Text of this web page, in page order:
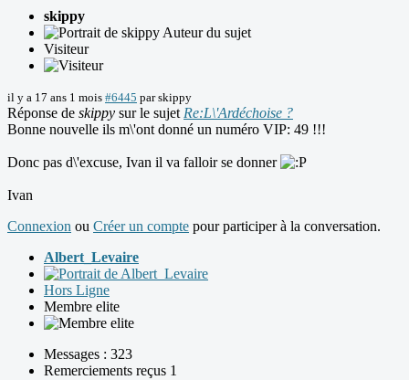
skippy
Auteur du sujet
Visiteur
il y a 17 ans 1 mois #6445 parskippy
Réponse de skippy sur le sujet Re:L\'Ardéchoise ?
Bonne nouvelle ils m\'ont donné un numéro VIP: 49 !!!
Donc pas d\'excuse, Ivan il va falloir se donner
Ivan
Connexion ou Créer un compte pour participer à la conversation.
Albert_Levaire
Hors Ligne
Membre elite
Messages : 323
Remerciements reçus 1